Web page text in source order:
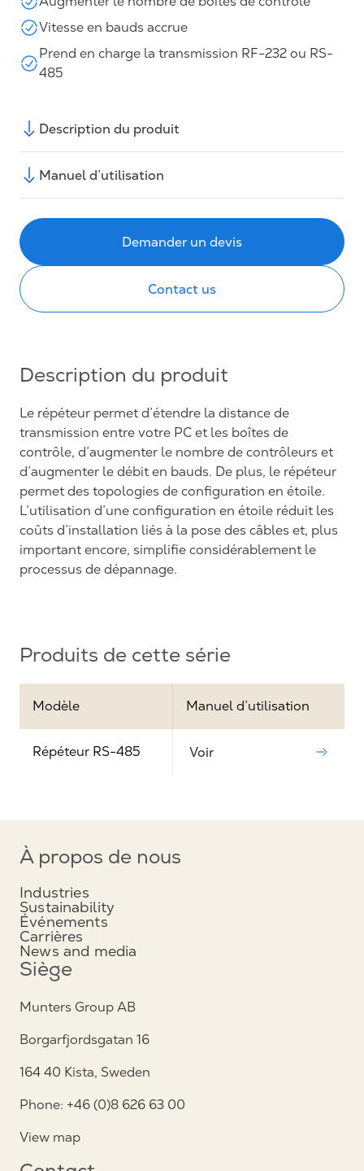
Vitesse en bauds accrue
Prend en charge la transmission RF-232 ou RS-
485
Description du produit
Manuel d’utilisation
Demander un devis
Contact us
Description du produit
Le répéteur permet d’étendre la distance de
transmission entre votre PC et les boîtes de
contrôle, d’augmenter le nombre de contrôleurs et
d’augmenter le débit en bauds. De plus, le répéteur
permet des topologies de configuration en étoile.
L’utilisation d’une configuration en étoile réduit les
coûts d’installation liés à la pose des câbles et, plus
important encore, simplifie considérablement le
processus de dépannage.
Produits de cette série
Modèle Manuel d’utilisation
Répéteur RS-485 Voir
À propos de nous
Industries
Sustainability
Événements
Carrières
News and media
Siège
Munters Group AB
Borgarfjordsgatan 16
164 40 Kista, Sweden
Phone: +46 (0)8 626 63 00
View map